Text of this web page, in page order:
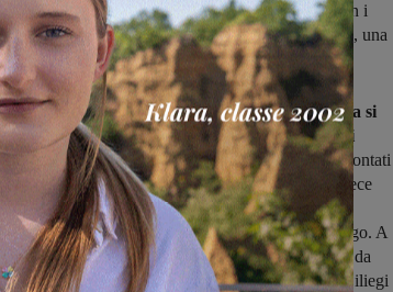
portarlo in fondo, far andare avanti il cantiere con i
per i cittadini che transitano qui". Insomma, una
minore, in qualche modo.
sono state già fissate: "La prossima settimana si
dei Pannelli a messaggio variabile di
ingombrano la sede della rotatoria. Verranno smontati
rimontato subito; per l'altro, che è previsto invece
al transito provvisorio delle auto, si dovrà
di nuovo il cantiere dalla parte opposta, lato albergo. A
rotonda funzionerà a metà: quelli che arriveranno da
più obbligati ad arrivare fino alla rotatoria dei Ciliegi